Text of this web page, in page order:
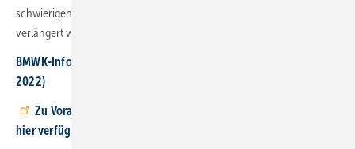
schwierigen Marktsituation
verlängert werden kann.
BMWK-Infoblatt zum 2. BEG Reformschritt (Stand: 09. Dezember
2022)
Zu Vorab-Information sind die neuen BEG-Richtlinien bereits
hier verfügbar